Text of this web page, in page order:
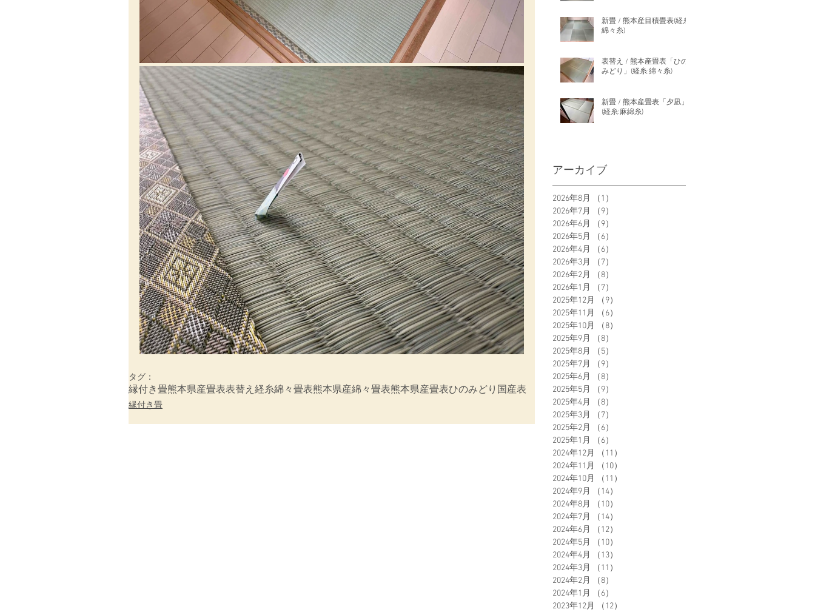
タグ：
縁付き畳熊本県産畳表表替え経糸綿々畳表熊本県産綿々畳表熊本県産畳表ひのみどり 国産表
縁付き畳
新畳 / 熊本産目積畳表(経糸:
綿々糸)
表替え / 熊本産畳表「ひの
みどり」(経糸:綿々糸)
新畳 / 熊本産畳表「夕凪」
(経糸:麻綿糸)
アーカイブ
2026年8月 （1）
2026年7月
（9）
2026年6月
（9）
2026年5月
（6）
2026年4月
（6）
2026年3月
（7）
2026年2月
（8）
2026年1月
（7）
2025年12月
（9）
2025年11月
（6）
2025年10月
（8）
2025年9月
（8）
2025年8月
（5）
2025年7月
（9）
2025年6月
（8）
2025年5月
（9）
2025年4月
（8）
2025年3月
（7）
2025年2月
（6）
2025年1月
（6）
2024年12月
（11）
2024年11月
（10）
2024年10月
（11）
2024年9月
（14）
2024年8月
（10）
2024年7月
（14）
2024年6月
（12）
2024年5月
（10）
2024年4月
（13）
2024年3月
（11）
2024年2月
（8）
2024年1月
（6）
2023年12月
（12）